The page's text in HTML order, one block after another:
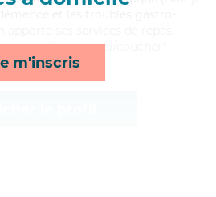
m'inscris
mobilité et lever/coucher*